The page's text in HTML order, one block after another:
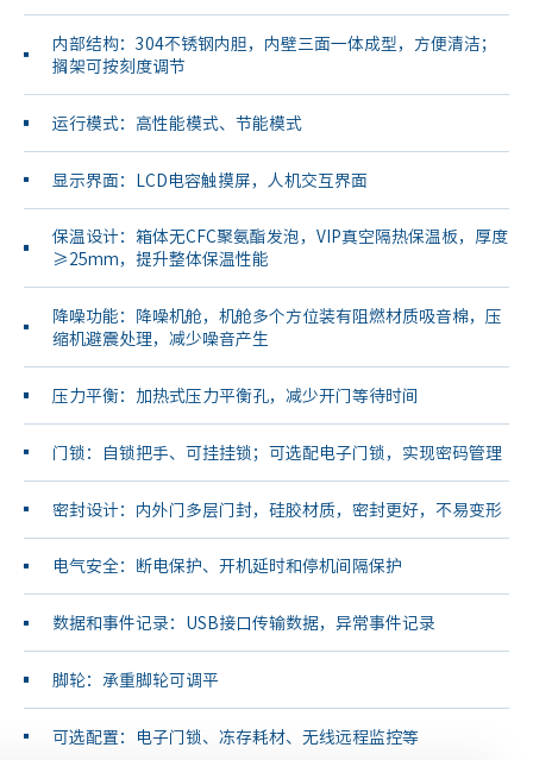
内部结构：304不锈钢内胆，内壁三面一体成型，方便清洁；
搁架可按刻度调节
运行模式：高性能模式、节能模式
显示界面：LCD电容触摸屏，人机交互界面
保温设计：箱体无CFC聚氨酯发泡，VIP真空隔热保温板，厚度
≥25mm，提升整体保温性能
降噪功能：降噪机舱，机舱多个方位装有阻燃材质吸音棉，压
缩机避震处理，减少噪音产生
压力平衡：加热式压力平衡孔，减少开门等待时间
门锁：自锁把手、可挂挂锁；可选配电子门锁，实现密码管理
密封设计：内外门多层门封，硅胶材质，密封更好，不易变形
电气安全：断电保护、开机延时和停机间隔保护
数据和事件记录：USB接口传输数据，异常事件记录
脚轮：承重脚轮可调平
可选配置：电子门锁、冻存耗材、无线远程监控等